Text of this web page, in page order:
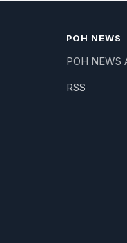
ΡΟΗ NEWS
ΡΟΗ NEWS
RSS